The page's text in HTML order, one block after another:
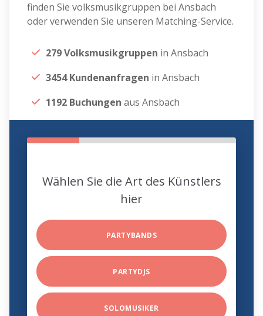
finden Sie volksmusikgruppen bei Ansbach
oder verwenden Sie unseren Matching-Service.
279 Volksmusikgruppen in Ansbach
3454 Kundenanfragen in Ansbach
1192 Buchungen aus Ansbach
Wählen Sie die Art des Künstlers
hier
PARTYBANDS
PARTYDJS
SOLOMUSIKER